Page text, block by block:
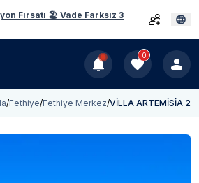
Fırsatı 🏖️ Vade Farksız 3
0
/Fethiye/Fethiye Merkez/VİLLA ARTEMİSİA 2